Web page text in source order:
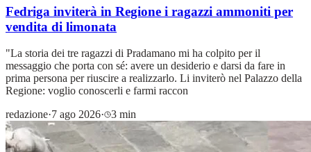
Fedriga inviterà in Regione i ragazzi ammoniti per
vendita di limonata
"La storia dei tre ragazzi di Pradamano mi ha colpito per il
messaggio che porta con sé: avere un desiderio e darsi da fare in
prima persona per riuscire a realizzarlo. Li inviterò nel Palazzo della
Regione: voglio conoscerli e farmi raccon
redazione·7 ago 2026· 3 min